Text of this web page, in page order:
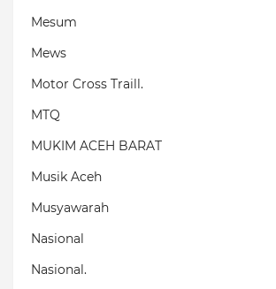
Mesum
Mews
Motor Cross Traill.
MTQ
MUKIM ACEH BARAT
Musik Aceh
Musyawarah
Nasional
Nasional.